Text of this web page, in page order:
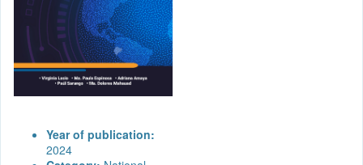
Year of publication:
2024